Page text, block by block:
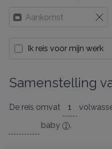
Ik reis voor mijn werk
Samenstelling
De reis omvat
baby
.